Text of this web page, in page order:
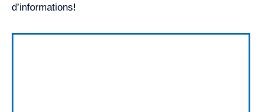
d’informations!